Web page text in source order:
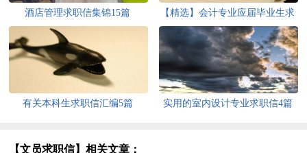
酒店管理求职信集锦15篇
【精选】会计专业应届毕业生求
职信四篇
有关本科生求职信汇编5篇 实用的室内设计专业求职信4篇
【文员求职信】相关文章：